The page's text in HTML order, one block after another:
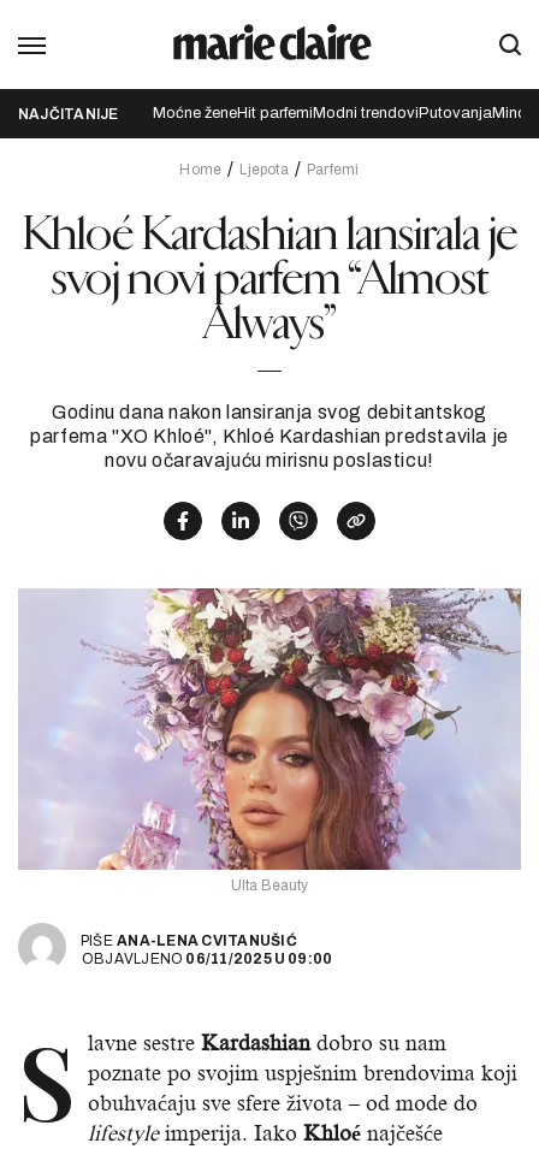
NAJČITANIJE Moćne ženeHit parfemi Modni trendovi Putovanja
Home Ljepota Parfemi
Khloé Kardashian lansirala je
svoj novi parfem “Almost
Always”
Godinu dana nakon lansiranja svog debitantskog
parfema "XO Khloé", Khloé Kardashian predstavila je
novu očaravajuću mirisnu poslasticu!
Ulta Beauty
PIŠEANA-LENA CVITANUŠIĆ
OBJAVLJENO 06/11/2025 U 09:00
S lavne sestre Kardashiandobro su nam
poznate po svojim uspješnim brendovima koji
obuhvaćaju sve sfere života – od mode do
lifestyleimperija. Iako Khloé najčešće